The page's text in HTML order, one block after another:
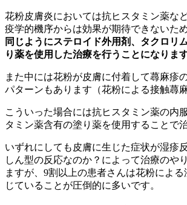
花粉皮膚炎においては抗ヒスタミン薬な
疫学的機序からは効果が期待できないため
同じようにステロイド外用剤、タクロリ
り薬を使用した治療を行うことになりま
また中には花粉が皮膚に付着して蕁麻疹
パターンもあります（花粉による接触蕁麻
こういった場合には抗ヒスタミン薬の内
タミン薬含有の塗り薬を使用することで
いずれにしても皮膚に生じた症状が湿疹
しん型の反応なのか？によって治療のや
ますが、9割以上の患者さんは花粉によ
じていることが圧倒的に多いです。